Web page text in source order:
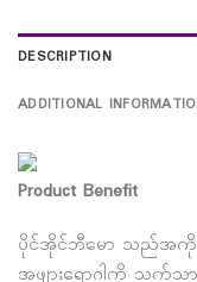
DESCRIPTION
ADDITIONAL
Product Benefit
ပိုင်အိုင်ဘီမော သည်အကိုက်အ
အဖျားရောဂါကို သက်သ